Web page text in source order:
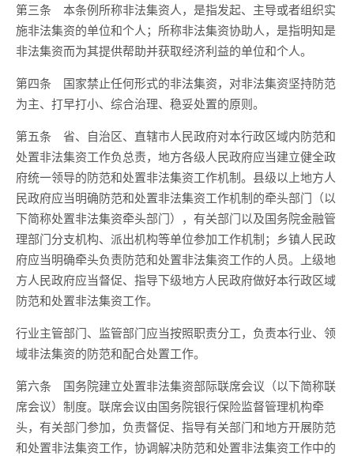
第三条 本条例所称非法集资人，是指发起、主导或者组织实
施非法集资的单位和个人；所称非法集资协助人，是指明知是
非法集资而为其提供帮助并获取经济利益的单位和个人。
第四条 国家禁止任何形式的非法集资，对非法集资坚持防范
为主、打早打小、综合治理、稳妥处置的原则。
第五条 省、自治区、直辖市人民政府对本行政区域内防范和
处置非法集资工作负总责，地方各级人民政府应当建立健全政
府统一领导的防范和处置非法集资工作机制。县级以上地方人
民政府应当明确防范和处置非法集资工作机制的牵头部门（以
下简称处置非法集资牵头部门），有关部门以及国务院金融管
理部门分支机构、派出机构等单位参加工作机制；乡镇人民政
府应当明确牵头负责防范和处置非法集资工作的人员。上级地
方人民政府应当督促、指导下级地方人民政府做好本行政区域
防范和处置非法集资工作。
行业主管部门、监管部门应当按照职责分工，负责本行业、领
域非法集资的防范和配合处置工作。
第六条 国务院建立处置非法集资部际联席会议（以下简称联
席会议）制度。联席会议由国务院银行保险监督管理机构牵
头，有关部门参加，负责督促、指导有关部门和地方开展防范
和处置非法集资工作，协调解决防范和处置非法集资工作中的